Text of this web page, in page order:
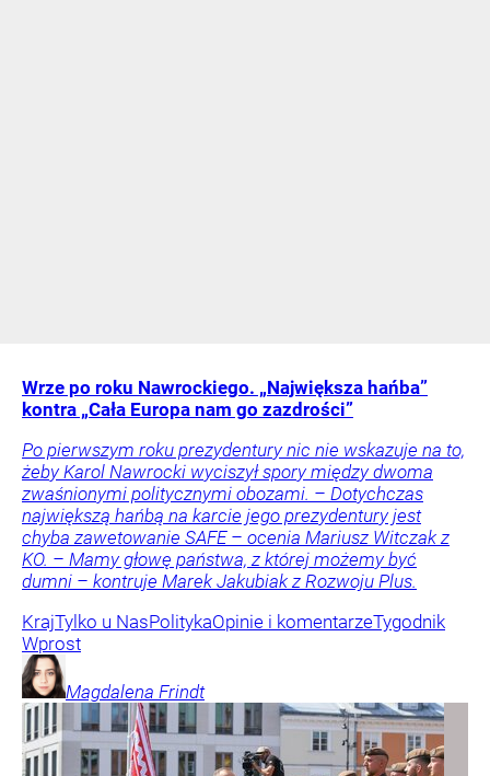
Wrze po roku Nawrockiego. „Największa hańba”
kontra „Cała Europa nam go zazdrości”
Po pierwszym roku prezydentury nic nie wskazuje na to,
żeby Karol Nawrocki wyciszył spory między dwoma
zwaśnionymi politycznymi obozami. – Dotychczas
największą hańbą na karcie jego prezydentury jest
chyba zawetowanie SAFE – ocenia Mariusz Witczak z
KO. – Mamy głowę państwa, z której możemy być
dumni – kontruje Marek Jakubiak z Rozwoju Plus.
KrajTylko u NasPolitykaOpinie i komentarzeTygodnik
Wprost
Magdalena Frindt